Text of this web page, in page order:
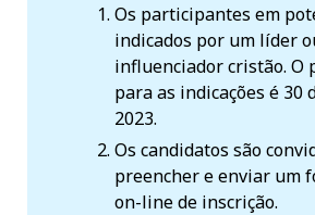
Os participantes em
indicados por um líder
influenciador cristão. O
para as indicações é 30
2023.
Os candidatos são
preencher e enviar um
on-line de inscrição.